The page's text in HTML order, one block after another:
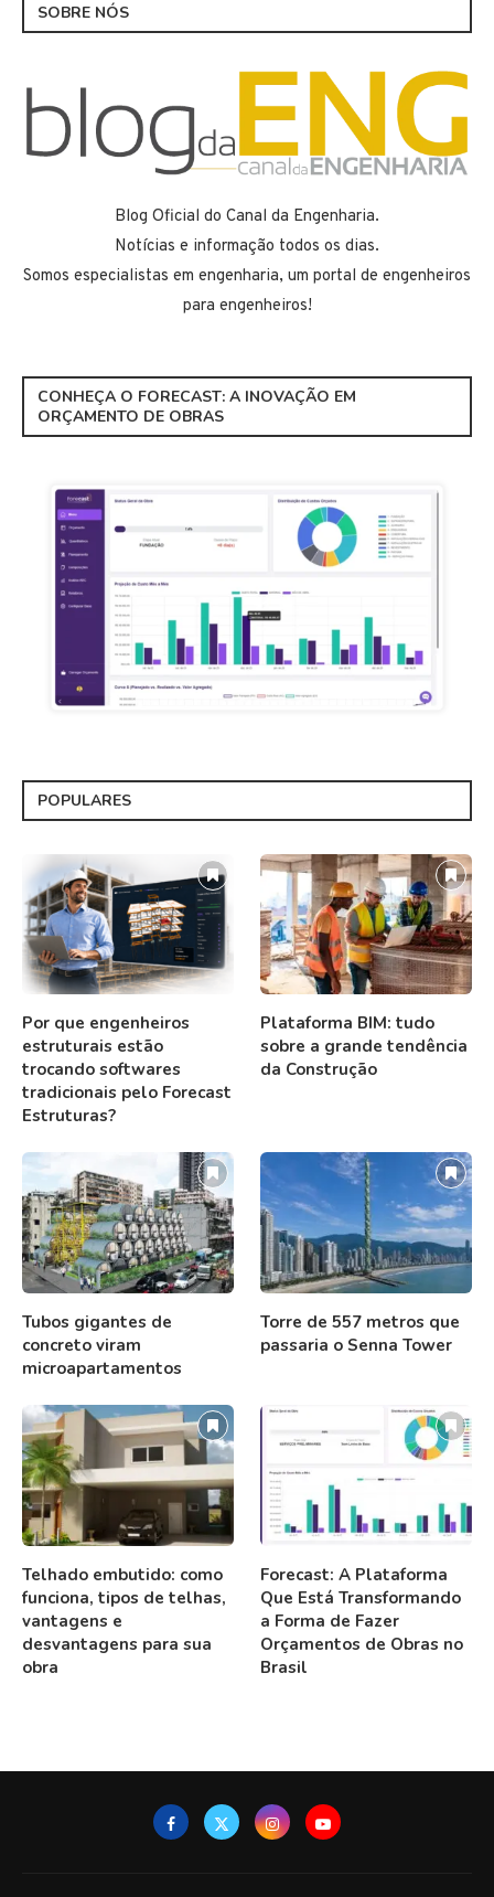
SOBRE NÓS
Blog Oficial do Canal da Engenharia.
Notícias e informação todos os dias.
Somos especialistas em engenharia, um portal de engenheiros
para engenheiros!
CONHEÇA O FORECAST: A INOVAÇÃO EM
ORÇAMENTO DE OBRAS
POPULARES
Por que engenheiros
estruturais estão
trocando softwares
tradicionais pelo Forecast
Estruturas?
Plataforma BIM: tudo
sobre a grande tendência
da Construção
Tubos gigantes de
concreto viram
microapartamentos
Torre de 557 metros que
passaria o Senna Tower
Telhado embutido: como
funciona, tipos de telhas,
vantagens e
desvantagens para sua
obra
Forecast: A Plataforma
Que Está Transformando
a Forma de Fazer
Orçamentos de Obras no
Brasil